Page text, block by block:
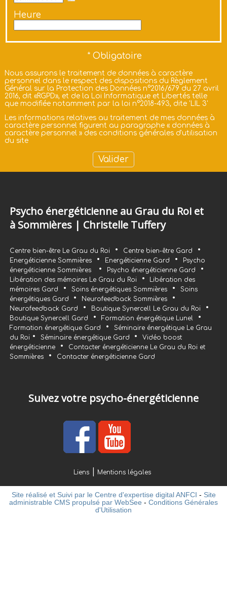
Heure
Nous assurons le traitement de données à caractère
personnel dans le respect des dispositions du Règlement
Général sur la Protection des Données n°2016/679 du 27 avril
2016, dit «RGPD», et de la Loi Informatique et Libertés telle
que modifiée notamment par la loi n°2018-493, dite 'LIL 3'
Les informations relatives au traitement de mes données à
caractère personnel figurent au paragraphe « données à
caractère personnel» des conditions générales d'utilisation
du site
Psycho énergéticienne au Grau du Roi et
à Sommières | Christelle Tuffery
Centre bien-être Le Grau du Roi• Centre bien-être Gard •
Energéticienne Sommières• Energéticienne Gard •
Psycho
énergéticienne Sommières• Psycho énergéticienne Gard •
Libération des mémoires Le Grau du Roi•
Libération des
mémoires Gard
• Soins énergétiques Sommières•
Soins
énergétiques Gard
• Neurofeedback Sommières•
Neurofeedback Gard • Boutique Synercell Le Grau du Roi•
Boutique Synercell Gard • Formation énergétique Lunel •
Formation énergétique Gard •
Séminaire énergétique Le Grau
du Roi• Séminaire énergétique Gard •
Vidéo boost
énergéticienne•
Contacter énergéticienne Le Grau du Roi et
Sommières• Contacter énergéticienne Gard
Suivez votre psycho-énergéticienne
Liens Mentions légales
Site réalisé et Suivi par le Centre d'expertise digital ANFCI - Site
administrable CMS propulsé par WebSee - Conditions Générales
d'Utilisation